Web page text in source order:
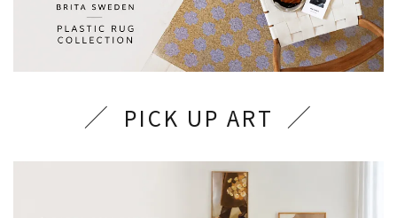
PICK UP ART